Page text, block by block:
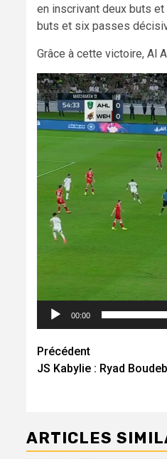
en inscrivant deux buts
buts et six passes
Grâce à cette victoire, Al
Lecteur
vidéo
00:00
Navigation
d’article
Précédent
JS Kabylie : Ryad
ARTICLES